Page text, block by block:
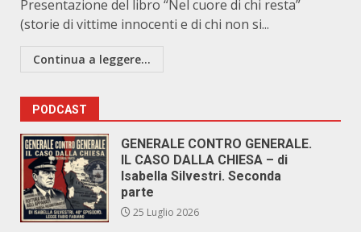
Presentazione del libro “Nel cuore di chi resta”
(storie di vittime innocenti e di chi non si...
Continua a leggere...
PODCAST
GENERALE CONTRO GENERALE.
IL CASO DALLA CHIESA – di
Isabella Silvestri. Seconda
parte
25 Luglio 2026